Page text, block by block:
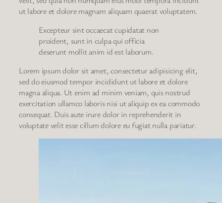
ut labore et dolore magnam aliquam quaerat voluptatem.
Excepteur sint occaecat cupidatat non
proident, sunt in culpa qui officia
deserunt mollit anim id est laborum.
Lorem ipsum dolor sit amet, consectetur adipisicing elit,
sed do eiusmod tempor incididunt ut labore et dolore
magna aliqua. Ut enim ad minim veniam, quis nostrud
exercitation ullamco laboris nisi ut aliquip ex ea commodo
consequat. Duis aute irure dolor in reprehenderit in
voluptate velit esse cillum dolore eu fugiat nulla pariatur.